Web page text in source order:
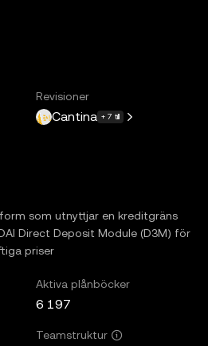
Revisioner
Cantina + 7 till
som utnyttjar en kreditgräns
Direct Deposit Module (D3M) för
priser
Aktiva plånböcker
6 197
Teamstruktur